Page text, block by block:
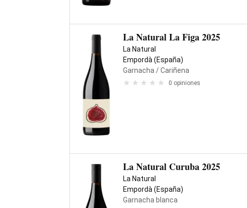
La Natural La Figa 2025
La Natural
Empordà (España)
Garnacha / Cariñena
0 opiniones
La Natural Curuba 2025
La Natural
Empordà (España)
Garnacha blanca